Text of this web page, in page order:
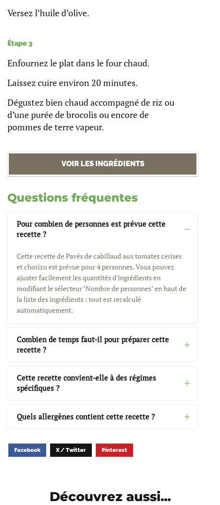
Versez l’huile d’olive.
Étape 3
Enfournez le plat dans le four chaud.
Laissez cuire environ 20 minutes.
Dégustez bien chaud accompagné de riz ou
d’une purée de brocolis ou encore de
pommes de terre vapeur.
VOIR LES INGRÉDIENTS
Questions fréquentes
Pour combien de personnes est prévue cette
recette ?
Cette recette de Pavés de cabillaud aux tomates cerises
et chorizo est prévue pour 4 personnes. Vous pouvez
ajuster facilement les quantités d'ingrédients en
modifiant le sélecteur "Nombre de personnes" en haut de
la liste des ingrédients : tout est recalculé
automatiquement.
Combien de temps faut-il pour préparer cette
recette ?
Cette recette convient-elle à des régimes
spécifiques ?
Quels allergènes contient cette recette ?
Facebook X / Twitter Pinterest
Découvrez aussi...